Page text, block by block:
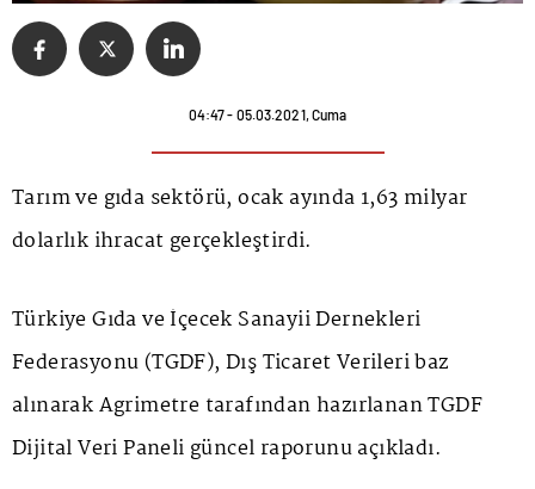
04:47 - 05.03.2021, Cuma
Tarım ve gıda sektörü, ocak ayında 1,63 milyar
dolarlık ihracat gerçekleştirdi.
Türkiye Gıda ve İçecek Sanayii Dernekleri
Federasyonu (TGDF), Dış Ticaret Verileri baz
alınarak Agrimetre tarafından hazırlanan TGDF
Dijital Veri Paneli güncel raporunu açıkladı.